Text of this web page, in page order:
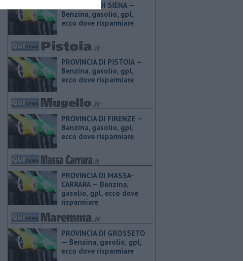
PROVINCIA DI SIENA — ​
Benzina, gasolio, gpl,
ecco dove risparmiare
PROVINCIA DI PISTOIA — ​
Benzina, gasolio, gpl,
ecco dove risparmiare
PROVINCIA DI FIRENZE — ​
Benzina, gasolio, gpl,
ecco dove risparmiare
PROVINCIA DI MASSA-
CARRARA — ​Benzina,
gasolio, gpl, ecco dove
risparmiare
PROVINCIA DI GROSSETO
— ​Benzina, gasolio, gpl,
ecco dove risparmiare